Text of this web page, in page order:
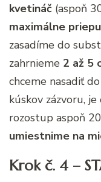
kvetináč (aspoň
maximálne
zasadíme do
zahrnieme 2 až 5
chceme nasadiť
kúskov zázvoru,
rozostup aspoň
umiestnime na
Krok č. 4 –